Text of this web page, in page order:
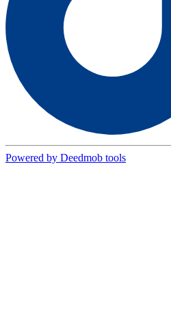
Powered by Deedmob tools